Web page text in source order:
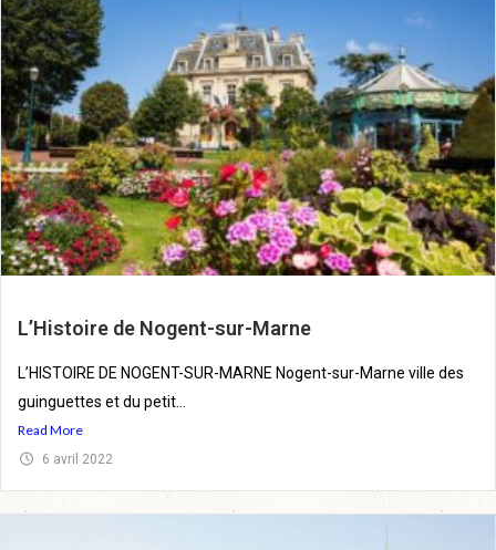
L’Histoire de Nogent-sur-Marne
L’HISTOIRE DE NOGENT-SUR-MARNE Nogent-sur-Marne ville des
guinguettes et du petit...
Read More
6 avril 2022